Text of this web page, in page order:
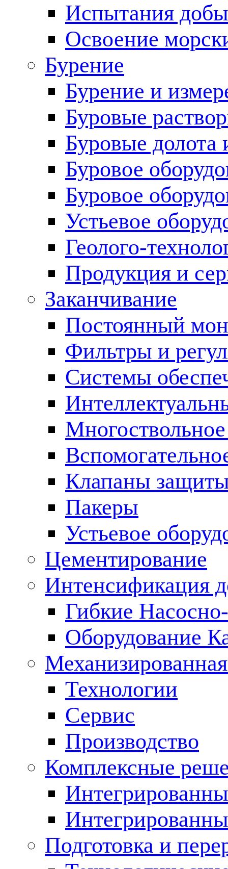
Испытания
Освоение
Бурение
Бурение и
Буровые
Буровые долота
Буровое
Буровое
Устьевое
Геолого-
Продукция и
Заканчивание
Постоянный
Фильтры и
Cистемы
Клапаны
Пакеры
Устьевое
Цементирование
Интенсификация
Гибкие
Оборудование
Технологии
Сервис
Производство
Комплексные
Подготовка и